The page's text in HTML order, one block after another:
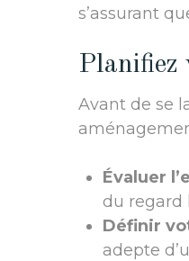
s’assurant
Planifiez
Avant de se
Évaluer
du regard
Définir
adepte